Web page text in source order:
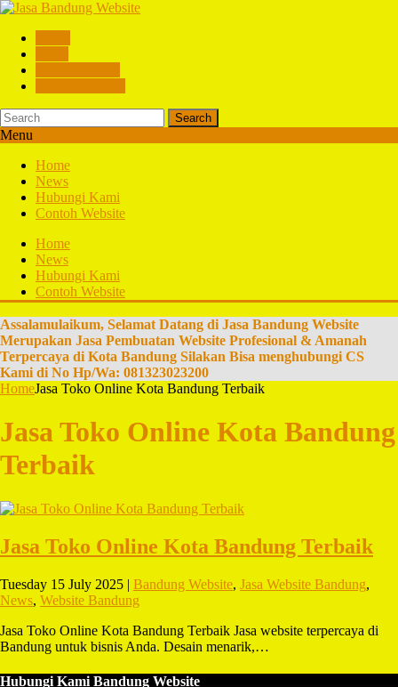
Search
Menu
Home
News
Hubungi Kami
Contoh Website
Home
News
Hubungi Kami
Contoh Website
Assalamulaikum, Selamat Datang di Jasa Bandung Website
Merupakan Jasa Pembuatan Website Profesional & Amanah
Terpercaya di Kota Bandung Silakan Bisa menghubungi CS
Kami di No Hp/Wa: 081323023200
HomeJasa Toko Online Kota Bandung Terbaik
Jasa Toko Online Kota Bandung
Terbaik
Jasa Toko Online Kota Bandung Terbaik
Tuesday 15 July 2025 | Bandung Website, Jasa Website Bandung,
News, Website Bandung
Jasa Toko Online Kota Bandung Terbaik Jasa website terpercaya di
Bandung untuk bisnis Anda. Desain menarik,…
Hubungi Kami Bandung Website